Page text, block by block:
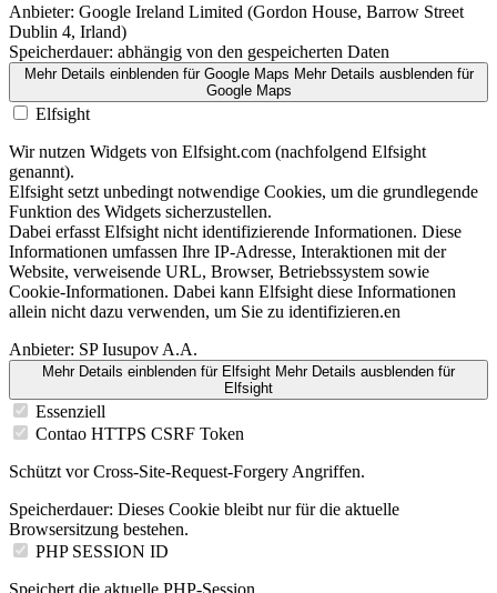
Anbieter: Google Ireland Limited (Gordon House, Barrow Street
Dublin 4, Irland)
Speicherdauer: abhängig von den gespeicherten Daten
Mehr Details einblendenfür Google Maps Mehr Details ausblendenfür
Google Maps
Elfsight
Wir nutzen Widgets von Elfsight.com (nachfolgend Elfsight
genannt).
Elfsight setzt unbedingt notwendige Cookies, um die grundlegende
Funktion des Widgets sicherzustellen.
Dabei erfasst Elfsight nicht identifizierende Informationen. Diese
Informationen umfassen Ihre IP-Adresse, Interaktionen mit der
Website, verweisende URL, Browser, Betriebssystem sowie
Cookie-Informationen. Dabei kann Elfsight diese Informationen
allein nicht dazu verwenden, um Sie zu identifizieren.en
Anbieter: SP Iusupov A.A.
Mehr Details einblenden für Elfsight Mehr Details ausblenden für
Elfsight
Essenziell
Contao HTTPS CSRF Token
Schützt vor Cross-Site-Request-Forgery Angriffen.
Speicherdauer: Dieses Cookie bleibt nur für die aktuelle
Browsersitzung bestehen.
PHP SESSION ID
Speichert die aktuelle PHP-Session.